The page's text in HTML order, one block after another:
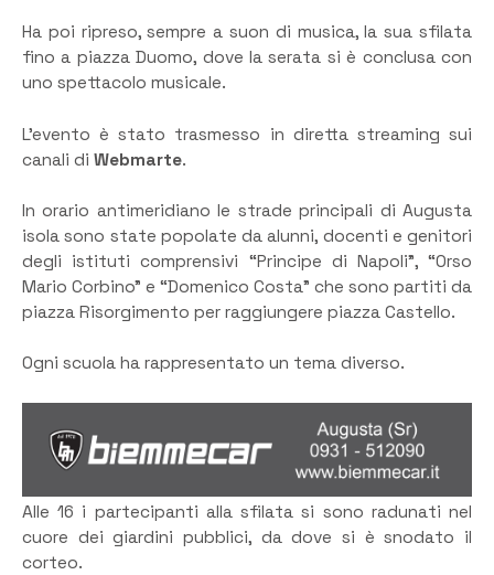
Ha poi ripreso, sempre a suon di musica, la sua sfilata
fino a piazza Duomo, dove la serata si è conclusa con
uno spettacolo musicale.
L’evento è stato trasmesso in diretta streaming sui
canali di Webmarte.
In orario antimeridiano le strade principali di Augusta
isola sono state popolate da alunni, docenti e genitori
degli istituti comprensivi “Principe di Napoli”, “Orso
Mario Corbino” e “Domenico Costa” che sono partiti da
piazza Risorgimento per raggiungere piazza Castello.
Ogni scuola ha rappresentato un tema diverso.
Alle 16 i partecipanti alla sfilata si sono radunati nel
cuore dei giardini pubblici, da dove si è snodato il
corteo.